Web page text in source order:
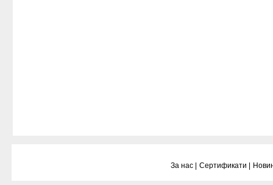
За нас | Сертификати |